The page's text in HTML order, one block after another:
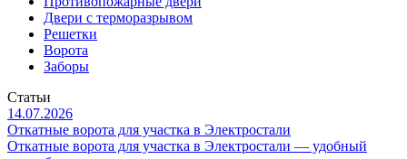
Двери с терморазрывом
Решетки
Ворота
Заборы
Статьи
14.07.2026
Откатные ворота для участка в Электростали
Откатные ворота для участка в Электростали — удобный